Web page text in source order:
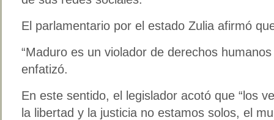
El parlamentario por el estado Zulia afirmó
“Maduro es un violador de derechos
enfatizó.
En este sentido, el legislador acotó que “los
la libertad y la justicia no estamos solos, el